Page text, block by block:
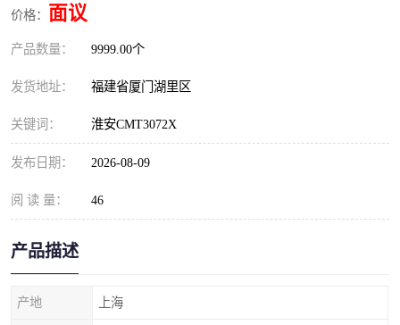
价格： 面议
产品数量： 9999.00个
发货地址： 福建省厦门湖里区
关键词： 淮安CMT3072X
发布日期： 2026-08-09
阅 读 量： 46
产品描述
产地 上海